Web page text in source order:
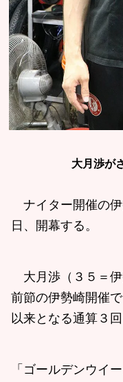
大月渉が
ナイター開催の
日、開幕する。
大月渉（３５＝伊
前節の伊勢崎開催
以来となる通算３
「ゴールデンウイ